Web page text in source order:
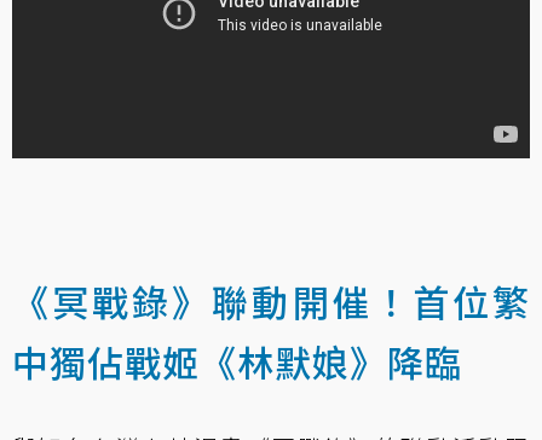
《冥戰錄》聯動開催！首位繁
中獨佔戰姬《林默娘》降臨